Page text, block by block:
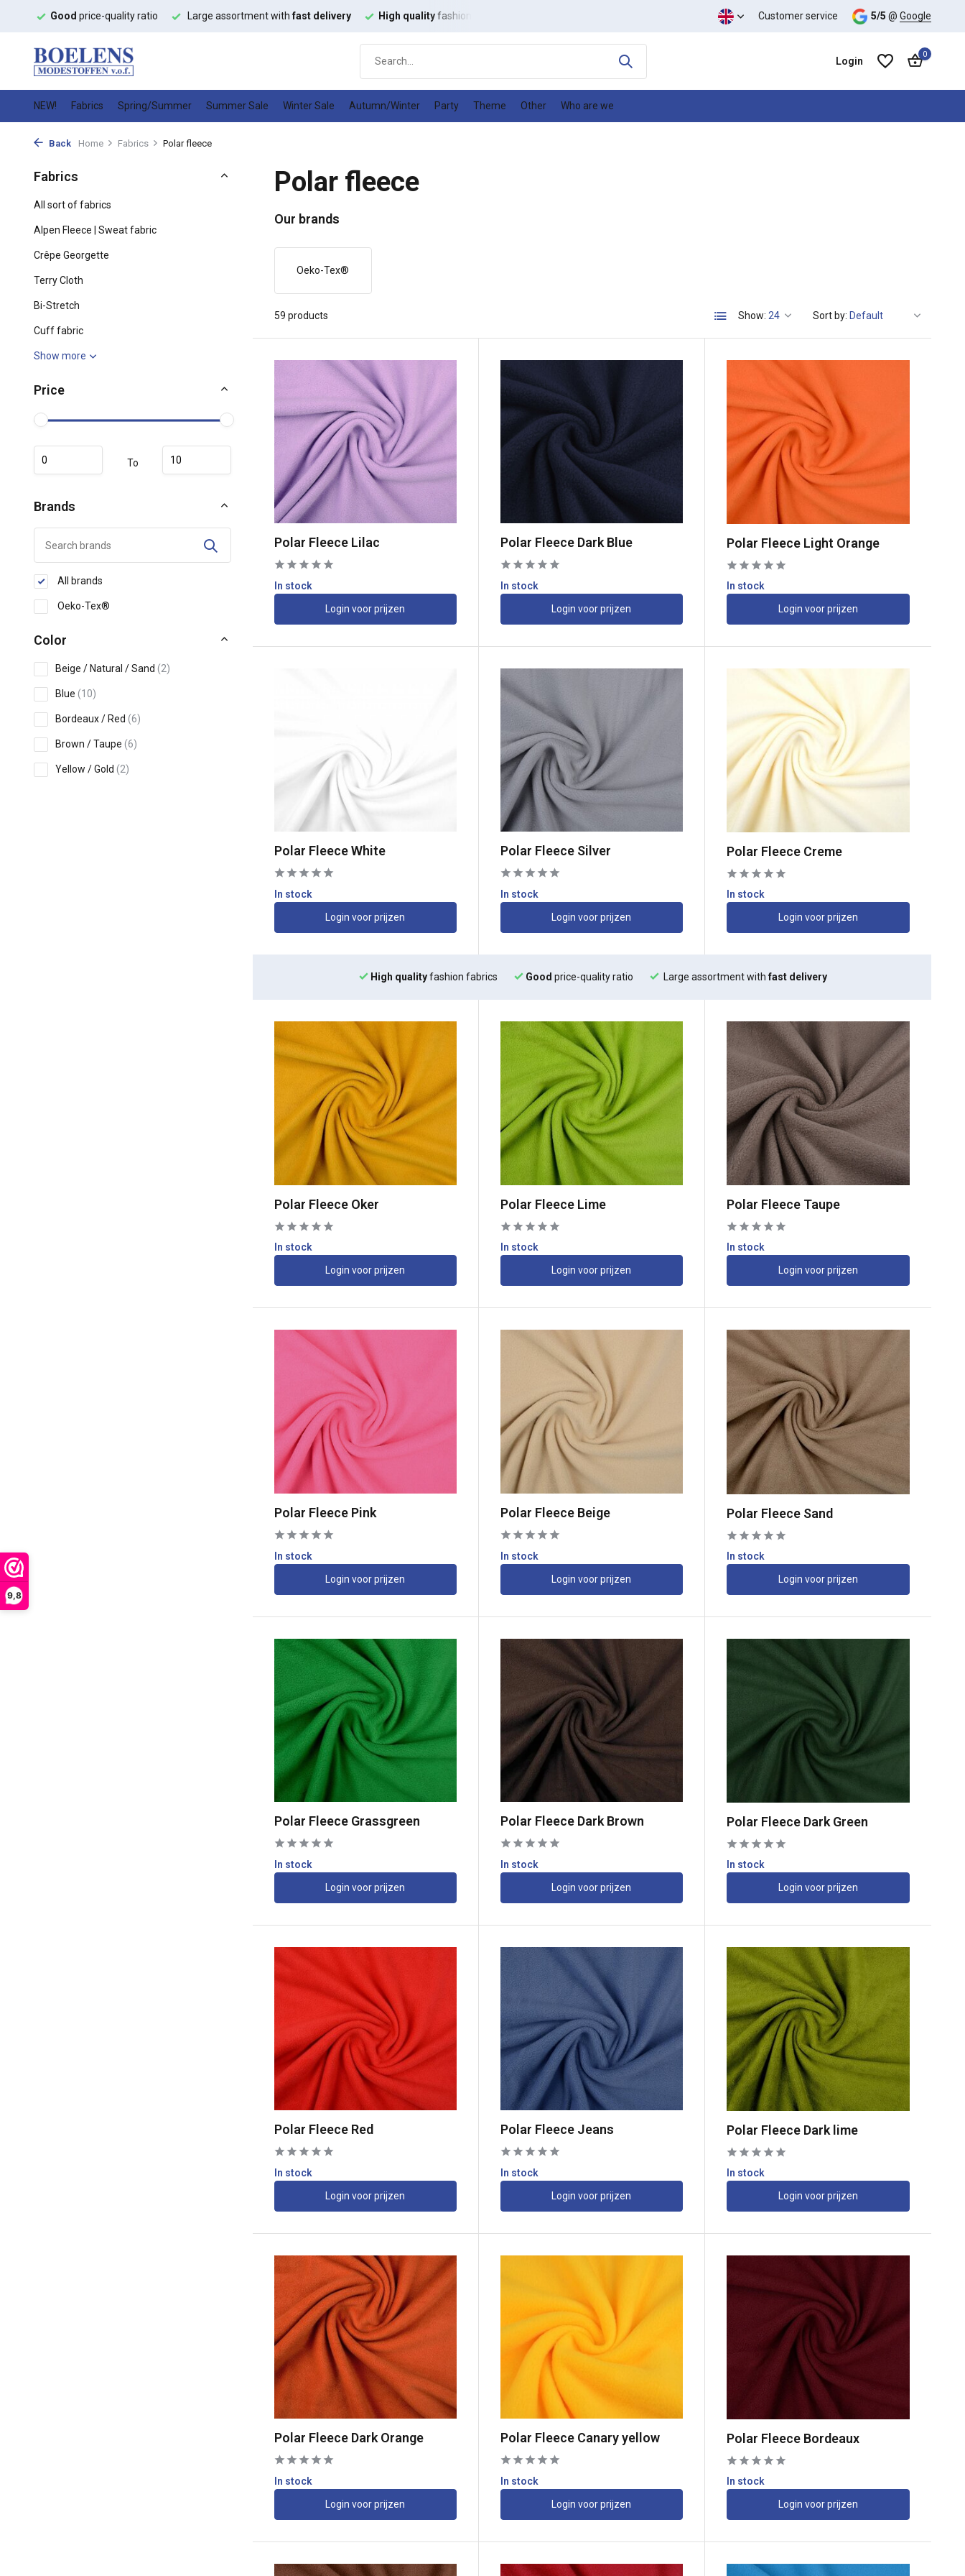
9,8
Large assortment with fast delivery High qualityfashion fabrics Good price-quality ratio Customer service 5/5 @ Google
Login
0
NEW! Fabrics Spring/Summer Summer Sale Winter Sale Autumn/Winter Party Theme Other Who are we
Back Home Fabrics Polar fleece
Fabrics
All sort of fabrics
Alpen Fleece | Sweat fabric
Crêpe Georgette
Terry Cloth
Bi-Stretch
Cuff fabric
Show more
Price
To
Brands
All brands
Oeko-Tex®
Color
Beige / Natural / Sand (2)
Blue (10)
Bordeaux / Red (6)
Brown / Taupe (6)
Yellow / Gold (2)
Polar fleece
Our brands
Oeko-Tex®
59 products Show: Sort by:
Polar Fleece Lilac
In stock
Login voor prijzen
Polar Fleece Dark Blue
In stock
Login voor prijzen
Polar Fleece Light Orange
In stock
Login voor prijzen
Polar Fleece White
In stock
Login voor prijzen
Polar Fleece Silver
In stock
Login voor prijzen
Polar Fleece Creme
In stock
Login voor prijzen
High qualityfashion fabrics Good price-quality ratio Large assortment withfast delivery
Polar Fleece Oker
In stock
Login voor prijzen
Polar Fleece Lime
In stock
Login voor prijzen
Polar Fleece Taupe
In stock
Login voor prijzen
Polar Fleece Pink
In stock
Login voor prijzen
Polar Fleece Beige
In stock
Login voor prijzen
Polar Fleece Sand
In stock
Login voor prijzen
Polar Fleece Grassgreen
In stock
Login voor prijzen
Polar Fleece Dark Brown
In stock
Login voor prijzen
Polar Fleece Dark Green
In stock
Login voor prijzen
Polar Fleece Red
In stock
Login voor prijzen
Polar Fleece Jeans
In stock
Login voor prijzen
Polar Fleece Dark lime
In stock
Login voor prijzen
Polar Fleece Dark Orange
In stock
Login voor prijzen
Polar Fleece Canary yellow
In stock
Login voor prijzen
Polar Fleece Bordeaux
In stock
Login voor prijzen